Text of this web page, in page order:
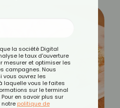
la société Digital
le taux d'ouverture
mesurer et optimiser les
campagnes. Nous
vous ouvrez les
laquelle vous le faites
sur le terminal
en savoir plus sur
notre politique de